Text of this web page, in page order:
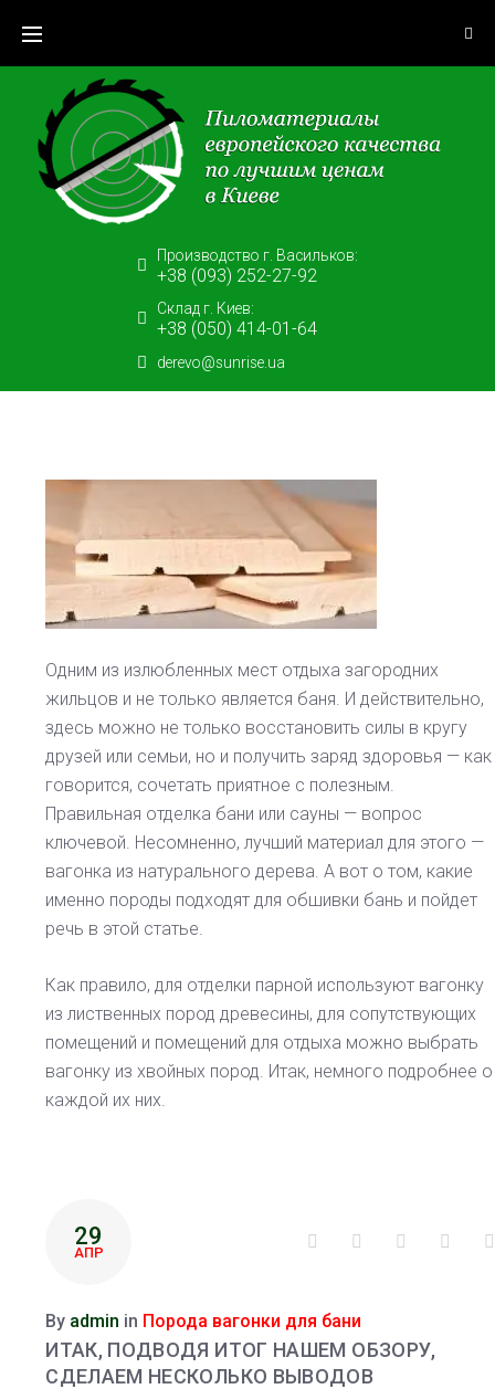
content
Производство г. Васильков:
+38 (093) 252-27-92
Склад г. Киев:
+38 (050) 414-01-64
derevo@sunrise.ua
РУБРИКА:
ПОРОДА
ВАГОНКИ
ДЛЯ
Одним из излюбленных мест отдыха загородних
жильцов и не только является баня. И действительно,
здесь можно не только восстановить силы в кругу
друзей или семьи, но и получить заряд здоровья — как
говорится, сочетать приятное с полезным.
Правильная отделка бани или сауны — вопрос
ключевой. Несомненно, лучший материал для этого —
вагонка из натурального дерева. А вот о том, какие
именно породы подходят для обшивки бань и пойдет
речь в этой статье.
Как правило, для отделки парной используют вагонку
из лиственных пород древесины, для сопутствующих
помещений и помещений для отдыха можно выбрать
вагонку из хвойных пород. Итак, немного подробнее о
каждой их них.
29
АПР
Facebook
Twitter Google+
By admin in Порода вагонки для бани
ИТАК, ПОДВОДЯ ИТОГ НАШЕМ ОБЗОРУ,
СДЕЛАЕМ НЕСКОЛЬКО ВЫВОДОВ